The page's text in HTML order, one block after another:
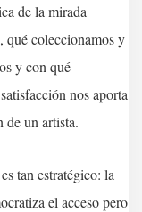
de la mirada
qué coleccionamos y
y con qué
nos aporta
un artista.
tan estratégico: la
el acceso pero